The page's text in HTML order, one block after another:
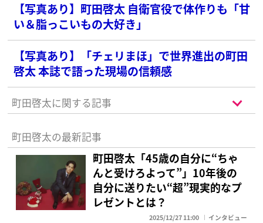
【写真あり】町田啓太 自衛官役で体作りも「甘
い＆脂っこいもの大好き」
【写真あり】「チェリまほ」で世界進出の町田
啓太 本誌で語った現場の信頼感
町田啓太に関する記事
町田啓太の最新記事
町田啓太「45歳の自分に“ちゃ
んと受けろよって”」10年後の
自分に送りたい“超”現実的なプ
レゼントとは？
2025/12/27 11:00 インタビュー